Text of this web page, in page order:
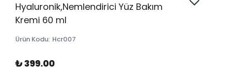
Hyaluronik,Nemlendirici Yüz Bakım
Kremi 60 ml
Ürün Kodu: Hcr007
₺ 399.00